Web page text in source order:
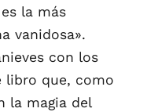
la más
vanidosa».
con los
libro que, como
la magia del